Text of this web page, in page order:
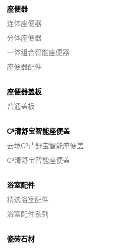
座便器
连体座便器
分体座便器
一体组合智能座便器
座便器配件
座便器盖板
普通盖板
C³清舒宝智能座便盖
云境C³清舒宝智能座便盖
C³清舒宝智能座便盖
浴室配件
精选浴室配件
浴室配件系列
瓷砖石材